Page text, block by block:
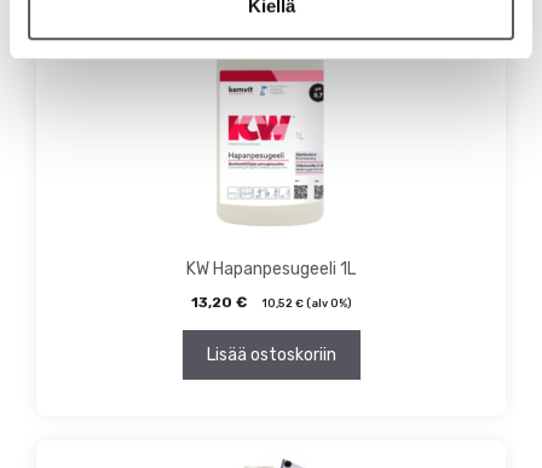
Kiellä
KW Hapanpesugeeli 1L
13,20 € 10,52 €(alv 0%)
Lisää ostoskoriin